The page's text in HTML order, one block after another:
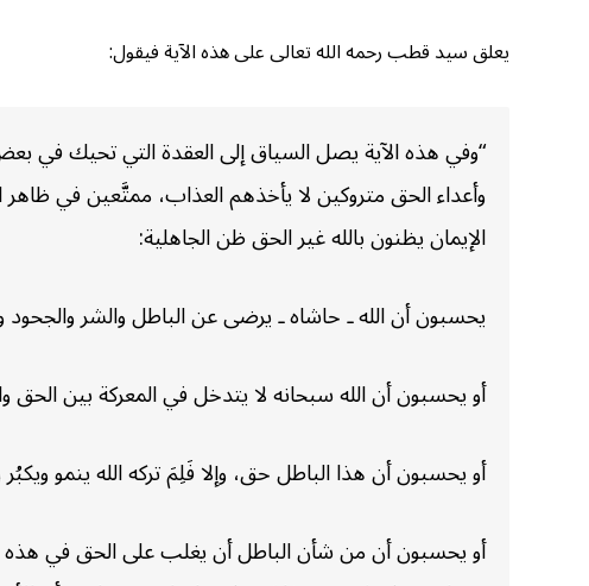
يعلق سيد قطب رحمه الله تعالى على هذه الآية فيقول:
“وفي هذه الآية يصل السياق إلى العقدة التي تحيك في
وأعداء الحق متروكين لا يأخذهم العذاب، ممتَّعين في
الإيمان يظنون بالله غير الحق ظن الجاهلية:
يحسبون أن الله ـ حاشاه ـ يرضى عن الباطل والشر والجحود
أو يحسبون أن الله سبحانه لا يتدخل في المعركة بين
أو يحسبون أن هذا الباطل حق، وإلا فَلِمَ تركه الله ينمو
أو يحسبون أن من شأن الباطل أن يغلب على الحق في هذه